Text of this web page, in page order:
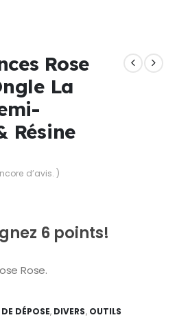
Rose
La
Résine
d’avis. )
6 points!
Rose.
DÉPOSE, DIVERS, OUTILS